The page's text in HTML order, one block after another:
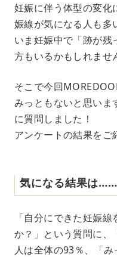
妊娠に伴う体型の変化
娠線が気になる人も多
いま妊娠中で「跡が残
方もいるかもしれませ
そこで今回
みっともないと思いま
に質問しました！
アンケートの結果をご
気になる結果は……
「自分にできた妊娠
か？」という質問に、
人は全体の93％、「